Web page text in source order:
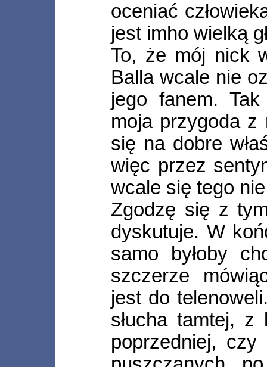
oceniać
jest imho wielką
To, że mój nick
Balla wcale nie
jego fanem.
moja przygoda z
się na dobre
więc przez
wcale się tego
Zgodzę się z
dyskutuje. W
samo byłoby
szczerze
jest do
słucha tamtej,
poprzedniej,